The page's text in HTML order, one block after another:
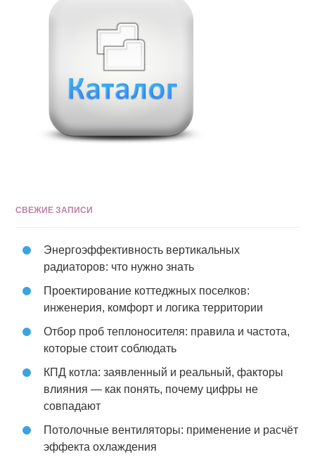
СВЕЖИЕ ЗАПИСИ
Энергоэффективность вертикальных
радиаторов: что нужно знать
Проектирование коттеджных поселков:
инженерия, комфорт и логика территории
Отбор проб теплоносителя: правила и частота,
которые стоит соблюдать
КПД котла: заявленный и реальный, факторы
влияния — как понять, почему цифры не
совпадают
Потолочные вентиляторы: применение и расчёт
эффекта охлаждения